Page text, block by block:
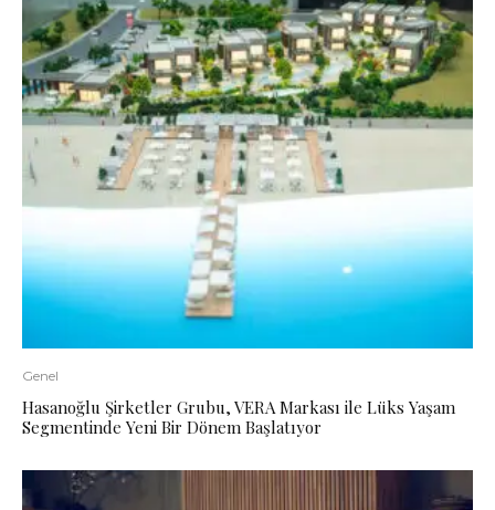
Genel
Hasanoğlu Şirketler Grubu, VERA Markası ile Lüks Yaşam
Segmentinde Yeni Bir Dönem Başlatıyor